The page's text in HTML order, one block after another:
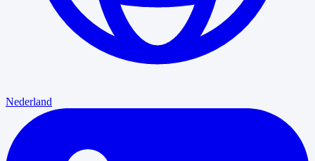
Nederland